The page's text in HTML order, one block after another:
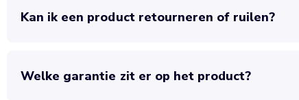
Kan ik een product retourneren of ruilen?
Welke garantie zit er op het product?